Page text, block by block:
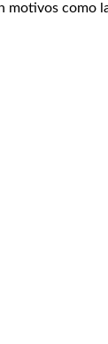
motivos como